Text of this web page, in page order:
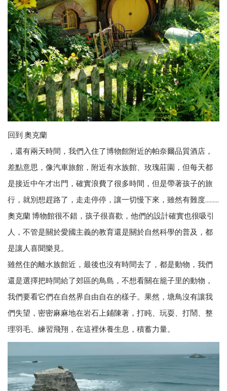
回到 奧克蘭
，還有兩天時間，我們入住了博物館附近的帕奈爾品質酒店，
差點意思，像汽車旅館，附近有水族館、玫瑰莊園，但每天都
是接近中午才出門，確實浪費了很多時間，但是帶著孩子的旅
行，就別想趕路了，走走停停，讓一切慢下來，雖然有難度.........
奧克蘭 博物館很不錯，孩子很喜歡，他們的設計確實也很吸引
人，不管是關於愛國主義的教育還是關於自然科學的普及，都
是讓人喜聞樂見。
雖然住的離水族館近，最後也沒有時間去了，都是動物，我們
還是選擇把時間給了郊區的鳥島，不想看關在籠子里的動物，
我們要看它們在自然界自由自在的樣子。果然，塘鳥沒有讓我
們失望，密密麻麻地在岩石上鋪陳著，打盹、玩耍、打鬧、整
理羽毛、練習飛翔，在這裡休養生息，積蓄力量。